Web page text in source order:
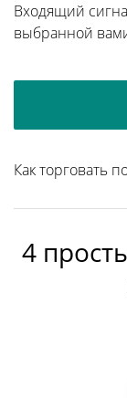
Входящий
выбранной
Как торговать
4